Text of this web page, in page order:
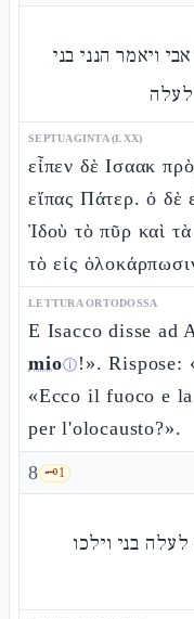
ויאמר הנני בני
SEPTUAGINTA (LXX)
εἶπεν δὲ Ισαακ
εἴπας Πάτερ. ὁ δὲ
Ἰδοὺ τὸ πῦρ καὶ
τὸ εἰς
LETTURA ORTODOSSA
E Isacco disse ad
mioⓘ !». Rispose:
«Ecco il fuoco e
per l'olocausto?».
8 🗝️1
בני וילכו